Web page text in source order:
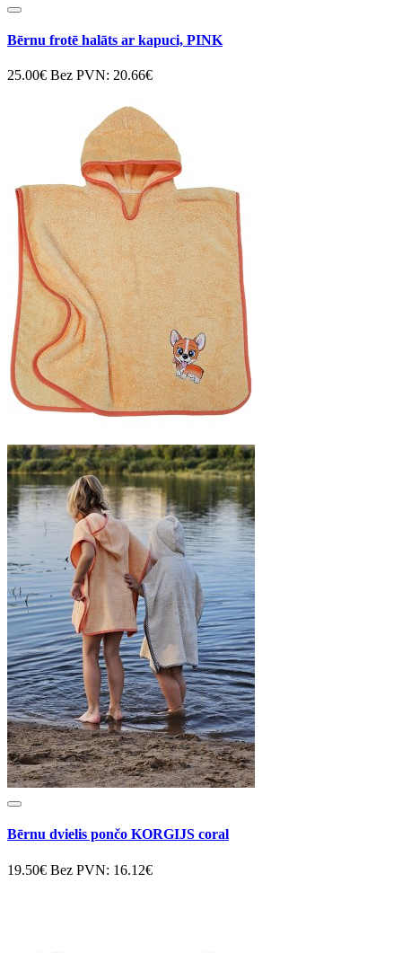
Bērnu frotē halāts ar kapuci, PINK
25.00€ Bez PVN: 20.66€
Bērnu dvielis pončo KORGIJS coral
19.50€ Bez PVN: 16.12€